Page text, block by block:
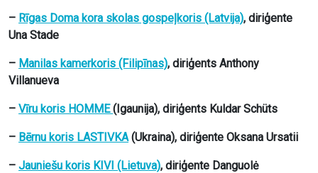
– Rīgas Doma kora skolas gospeļkoris (Latvija), diriģente
Una Stade
– Manilas kamerkoris (Filipīnas), diriģents Anthony
Villanueva
– Vīru koris HOMME(Igaunija), diriģents Kuldar Schüts
– Bērnu koris LASTIVKA(Ukraina), diriģente Oksana Ursatii
– Jauniešu koris KIVI (Lietuva), diriģente Danguolė